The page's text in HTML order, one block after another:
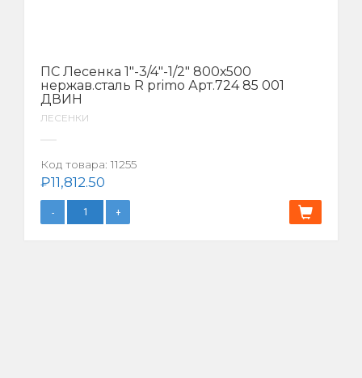
ПС Лесенка 1″-3/4″-1/2″ 800х500
нержав.сталь R primo Арт.724 85 001
ДВИН
ЛЕСЕНКИ
Код товара: 11255
₽11,812.50